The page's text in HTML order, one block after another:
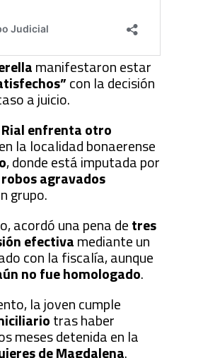
manifestaron estar
con la decisión
a juicio.
Rial enfrenta otro
la localidad bonaerense
, donde está imputada por
robos agravados
grupo.
acordó una pena detres
efectivamediante un
con la fiscalía, aunque
no fue homologado.
la joven cumple
tras haber
meses detenida en la
de Magdalena.